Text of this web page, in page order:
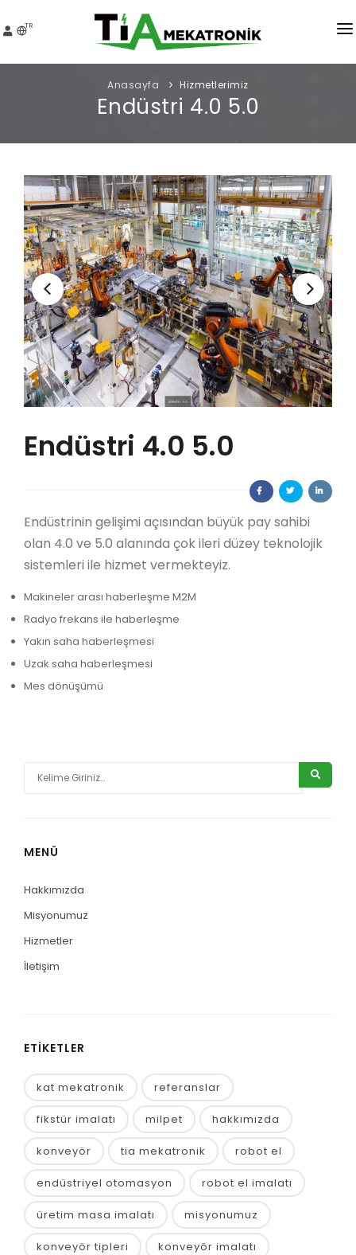
TR
KURUMSAL
MEDYA
İNSAN KAYNAKLARI
İLETIŞIM
TEKLIF AL
Anasayfa Hizmetlerimiz
Endüstri 4.0 5.0
Endüstri 4.0 5.0
Endüstrinin gelişimi açısından büyük pay sahibi
olan 4.0 ve 5.0 alanında çok ileri düzey teknolojik
sistemleri ile hizmet vermekteyiz.
Makineler arası haberleşme M2M
Radyo frekans ile haberleşme
Yakın saha haberleşmesi
Uzak saha haberleşmesi
Mes dönüşümü
MENÜ
Hakkımızda
Misyonumuz
Hizmetler
İletişim
ETIKETLER
kat mekatronik referanslar
fikstür imalatı milpet hakkımızda
konveyör tia mekatronik robot el
endüstriyel otomasyon robot el imalatı
üretim masa imalatı misyonumuz
konveyör tipleri konveyör imalatı